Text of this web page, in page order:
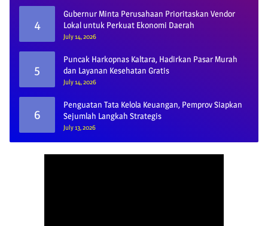
4
Gubernur Minta Perusahaan Prioritaskan Vendor
Lokal untuk Perkuat Ekonomi Daerah
July 14, 2026
5
Puncak Harkopnas Kaltara, Hadirkan Pasar Murah
dan Layanan Kesehatan Gratis
July 14, 2026
6
Penguatan Tata Kelola Keuangan, Pemprov Siapkan
Sejumlah Langkah Strategis
July 13, 2026